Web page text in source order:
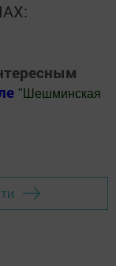
" Шешминская